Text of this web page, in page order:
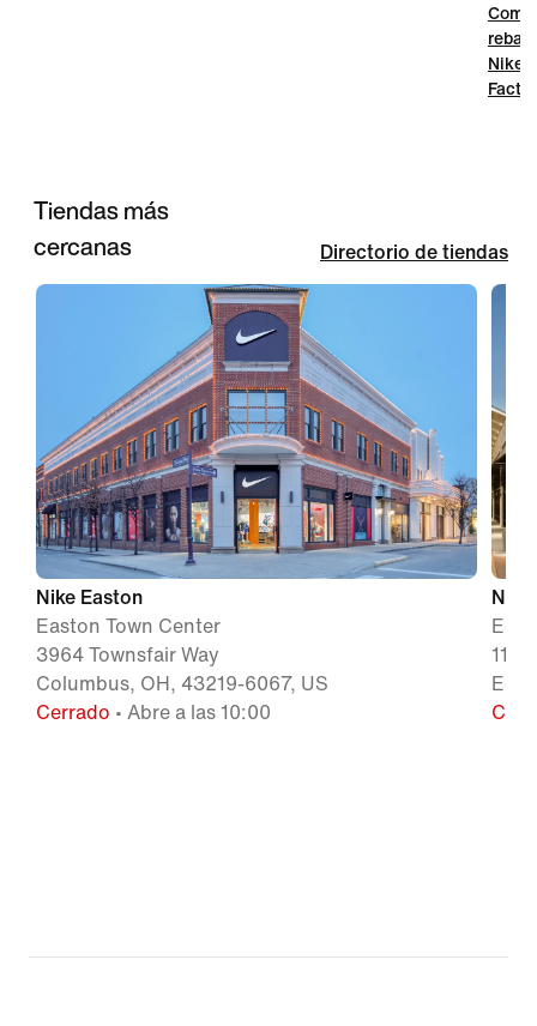
Nike
Tiendas más
cercanas
Directorio de tiendas
Nike Easton
Easton Town Center
3964 Townsfair Way
Columbus, OH, 43219-6067, US
Cerrado • Abre a las 10:00